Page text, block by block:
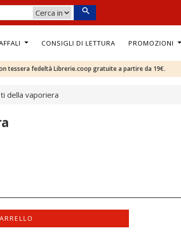
CONSIGLI DI LETTURA PROMOZIONI
tessera fedeltà Librerie.coop gratuite a partire da 19€.
della vaporiera